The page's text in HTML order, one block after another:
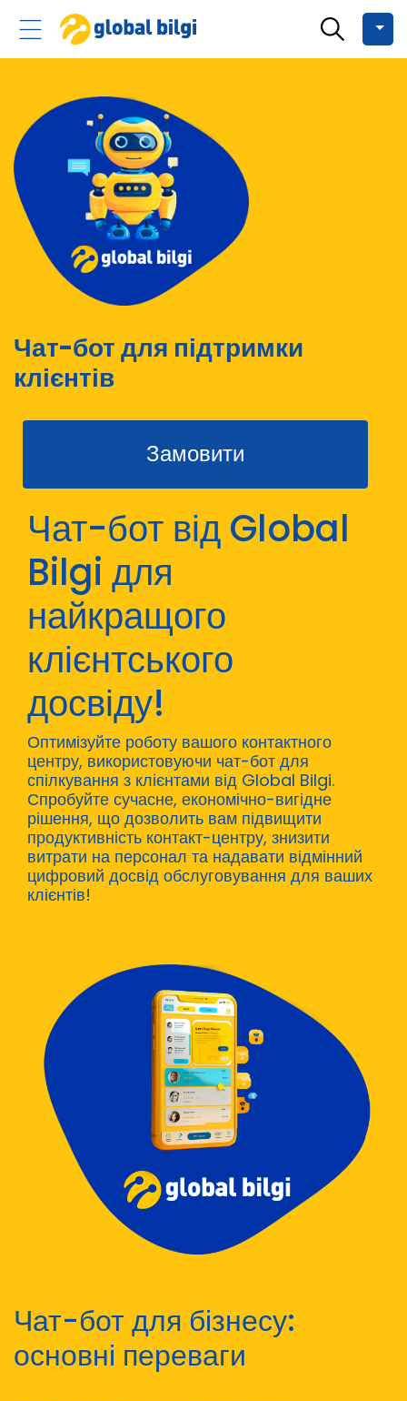
Чат-бот для підтримки
клієнтів
Замовити
Чат-бот від Global
Bilgi для
найкращого
клієнтського
досвіду!
Оптимізуйте роботу вашого контактного
центру, використовуючи чат-бот для
спілкування з клієнтами від Global Bilgi.
Спробуйте сучасне, економічно-вигідне
рішення, що дозволить вам підвищити
продуктивність контакт-центру, знизити
витрати на персонал та надавати відмінний
цифровий досвід обслуговування для ваших
клієнтів!
Чат-бот для бізнесу:
основні переваги